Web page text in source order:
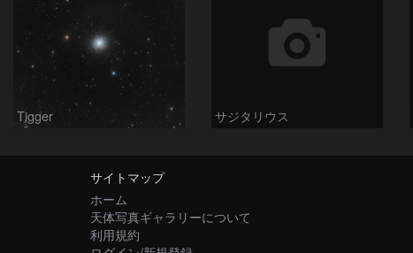
Tigger サジタリウス
サイトマップ
ホーム
天体写真ギャラリーについて
利用規約